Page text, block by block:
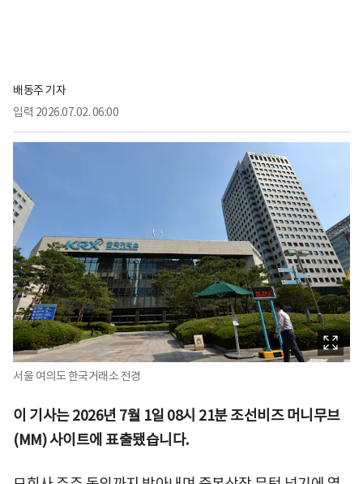
배동주 기자
입력 2026.07.02. 06:00
서울 여의도 한국거래소 전경
이 기사는 2026년 7월 1일 08시 21분 조선비즈 머니무브
(MM) 사이트에 표출됐습니다.